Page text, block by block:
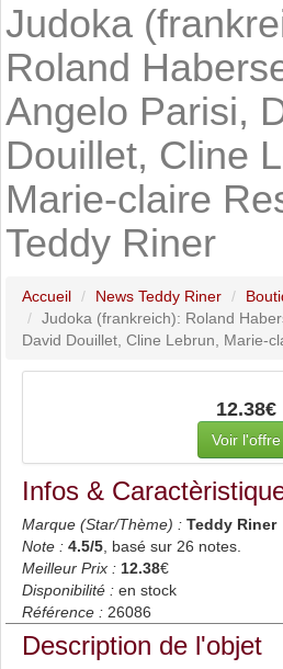
Judoka
Roland
Angelo Parisi,
Douillet, Cline
Marie-claire
Teddy Riner
Accueil News Teddy Riner
Judoka (frankreich): Roland
David Douillet, Cline Lebrun, Marie-
12.38€
Voir l'offre
Infos &
Marque (Star/Thème) : Teddy Riner
Note : 4.5/5 , basé sur 26 notes.
Meilleur Prix : 12.38€
Disponibilité : en stock
Référence : 26086
Description de l'objet